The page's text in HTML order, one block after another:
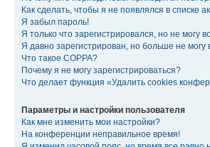
Как сделать, чтобы я не появлялся в списке
Я забыл пароль!
Я только что зарегистрировался, но не могу
Я давно зарегистрирован, но больше не могу
Что такое COPPA?
Почему я не могу зарегистрироваться?
Что делает функция «Удалить cookies
Параметры и настройки пользователя
Как мне изменить мои настройки?
На конференции неправильное время!